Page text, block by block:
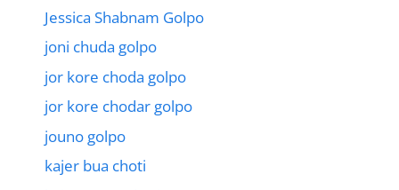
Jessica Shabnam Golpo
joni chuda golpo
jor kore choda golpo
jor kore chodar golpo
jouno golpo
kajer bua choti